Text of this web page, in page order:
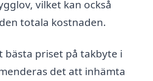
vilket kan också
totala kostnaden.
bästa priset på takbyte i
det att inhämta